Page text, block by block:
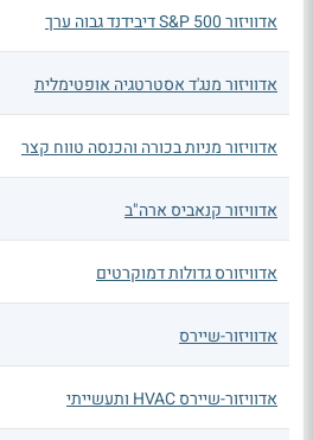
אדוויזור S&P 500 דיבידנד גבוה ערך
אדוויזור מנג'ד אסטרטגיה אופטימלית
אדוויזור מניות בכורה והכנסה טווח קצר
אדוויזור קנאביס ארה"ב
אדוויזורס גדולות דמוקרטים
אדוויזור-שיירס
אדוויזור-שיירס HVAC ותעשייתי